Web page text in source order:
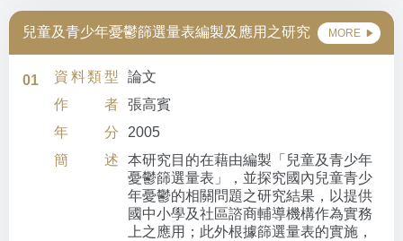
兒童及青少年憂鬱篩選量表編製及應用之研究 MORE
01 資料類型
論文
作者 張高賓
年分
2005
簡述
本研究目的在藉由編製「兒童及青少年
憂鬱篩選量表」，並探究國內兒童青少
年憂鬱的相關問題之研究結果，以提供
國中小學及社區諮商輔導機構作為實務
上之應用；此外根據篩選量表的實施，